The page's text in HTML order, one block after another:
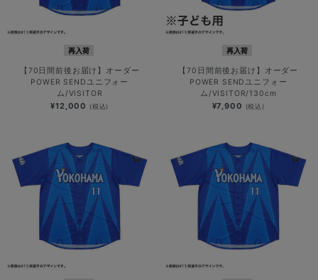
再入荷
【70日間前後お届け】オーダー
POWER SENDユニフォー
ム/VISITOR
¥12,000 (税込)
再入荷
【70日間前後お届け】オーダー
POWER SENDユニフォー
ム/VISITOR/130cm
¥7,900 (税込)